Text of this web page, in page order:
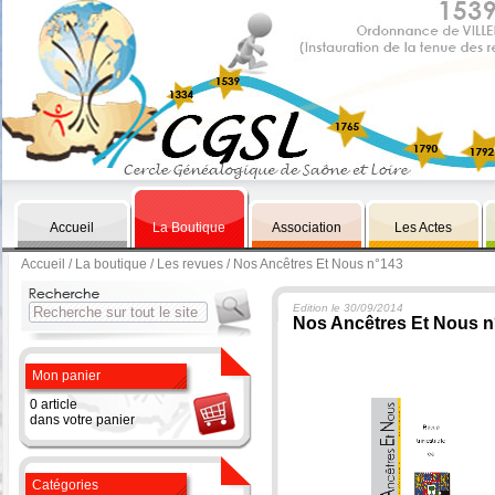
Accueil La Boutique Association Les Actes
Accueil / La boutique / Les revues / Nos Ancêtres Et Nous n°143
Mon panier
0 article
dans votre panier
Catégories
Edition le 30/09/2014
Nos Ancêtres Et Nous